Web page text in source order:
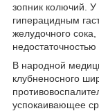
зопник колючий.
гиперацидным
желудочного
В народной
клубненосного
успокаивающее